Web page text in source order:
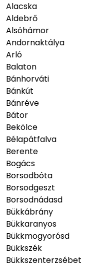
Alacska
Aldebrő
Alsóhámor
Andornaktálya
Arló
Balaton
Bánhorváti
Bánkút
Bánréve
Bátor
Bekölce
Bélapátfalva
Berente
Bogács
Borsodbóta
Borsodgeszt
Borsodnádasd
Bükkábrány
Bükkaranyos
Bükkmogyorósd
Bükkszék
Bükkszenterzsébet